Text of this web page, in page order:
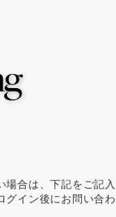
場合は、下記をご記入
グイン後にお問い合わ